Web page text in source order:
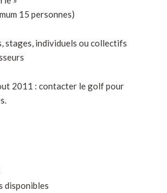
15 personnes)
stages, individuels ou collectifs
2011 : contacter le golf pour
disponibles